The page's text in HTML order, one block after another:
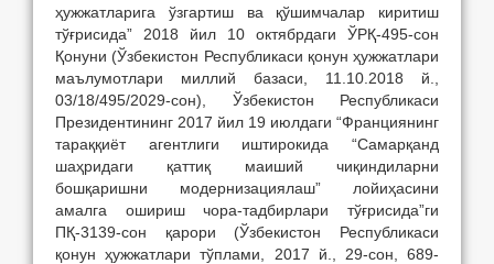
ҳужжатларига ўзгартиш ва қўшимчалар киритиш
тўғрисида” 2018 йил 10 октябрдаги ЎРҚ-495-сон
Қонуни (Ўзбекистон Республикаси қонун ҳужжатлари
маълумотлари миллий базаси, 11.10.2018 й.,
03/18/495/2029-сон), Ўзбекистон Республикаси
Президентининг 2017 йил 19 июлдаги “Франциянинг
тараққиёт агентлиги иштирокида “Самарқанд
шаҳридаги қаттиқ маиший чиқиндиларни
бошқаришни модернизациялаш” лойиҳасини
амалга ошириш чора-тадбирлари тўғрисида”ги
ПҚ-3139-сон қарори (Ўзбекистон Республикаси
қонун ҳужжатлари тўплами, 2017 й., 29-сон, 689-